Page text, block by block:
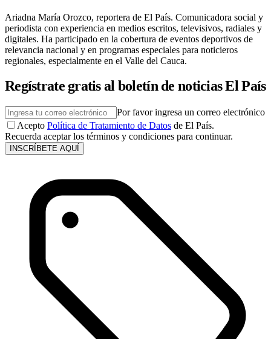
Ariadna María Orozco, reportera de El País. Comunicadora social y
periodista con experiencia en medios escritos, televisivos, radiales y
digitales. Ha participado en la cobertura de eventos deportivos de
relevancia nacional y en programas especiales para noticieros
regionales, especialmente en el Valle del Cauca.
Regístrate gratis al boletín de noticias El País
Por favor ingresa un correo electrónico
Acepto Política de Tratamiento de Datos de El País.
Recuerda aceptar los términos y condiciones para continuar.
INSCRÍBETE AQUÍ